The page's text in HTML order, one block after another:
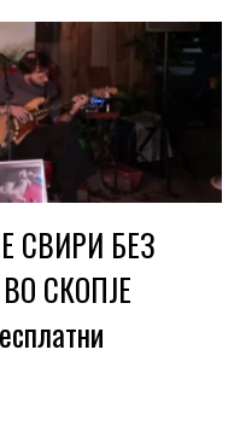
СВИРИ БЕЗ
СКОПЈЕ